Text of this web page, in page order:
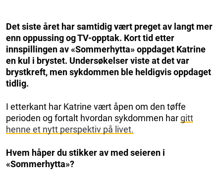
Det siste året har samtidig vært preget av langt mer
enn oppussing og TV-opptak. Kort tid etter
innspillingen av «Sommerhytta» oppdaget Katrine
en kul i brystet. Undersøkelser viste at det var
brystkreft, men sykdommen ble heldigvis oppdaget
tidlig.
I etterkant har Katrine vært åpen om den tøffe
perioden og fortalt hvordan sykdommen hargitt
henne et nytt perspektiv på livet.
Hvem håper du stikker av med seieren i
«Sommerhytta»?